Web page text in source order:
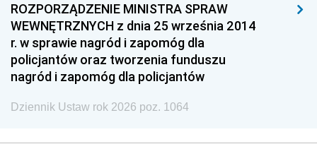
ROZPORZĄDZENIE MINISTRA SPRAW
WEWNĘTRZNYCH z dnia 25 września 2014
r. w sprawie nagród i zapomóg dla
policjantów oraz tworzenia funduszu
nagród i zapomóg dla policjantów
Dziennik Ustaw rok 2026 poz. 1064